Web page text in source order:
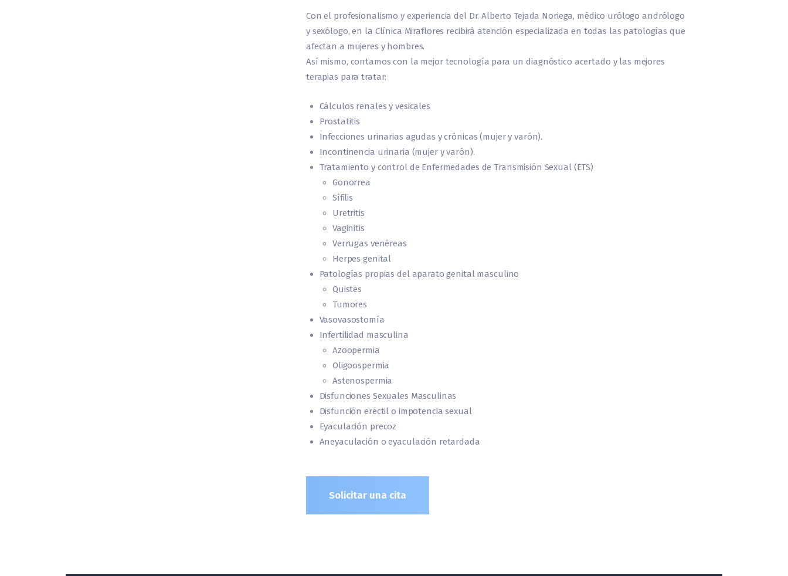
Con el profesionalismo y experiencia del Dr. Alberto Tejada Noriega, médico urólogo andrólogo
y sexólogo, en la Clínica Miraflores recibirá atención especializada en todas las patologías que
afectan a mujeres y hombres.
Así mismo, contamos con la mejor tecnología para un diagnóstico acertado y las mejores
terapias para tratar:
Cálculos renales y vesicales
Prostatitis
Infecciones urinarias agudas y crónicas (mujer y varón).
Incontinencia urinaria (mujer y varón).
Tratamiento y control de Enfermedades de Transmisión Sexual (ETS)
Gonorrea
Sífilis
Uretritis
Vaginitis
Verrugas venéreas
Herpes genital
Patologías propias del aparato genital masculino
Quistes
Tumores
Vasovasostomía
Infertilidad masculina
Azoopermia
Oligoospermia
Astenospermia
Disfunciones Sexuales Masculinas
Disfunción eréctil o impotencia sexual
Eyaculación precoz
Aneyaculación o eyaculación retardada
Solicitar una cita